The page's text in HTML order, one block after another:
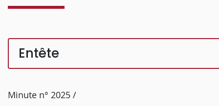
Entête
Minute n° 2025 /